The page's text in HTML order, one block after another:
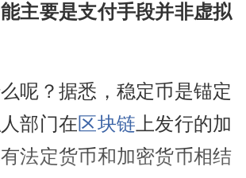
主要是支付手段并非虚拟
呢？据悉，稳定币是锚定
部门在 区块链上发行的加
法定货币和加密货币相结